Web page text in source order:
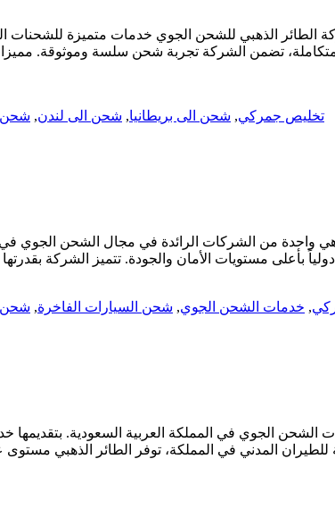
الذهبي للشحن الجوي خدمات متميزة للشحنات
تخليص جمركي, شحن الى بريطانيا, شحن الى لندن, شحن
من الشركات الرائدة في مجال الشحن الجوي في
, خدمات الشحن الجوي, شحن السيارات الفاخرة, شحن
الجوي في المملكة العربية السعودية. بتقديمها